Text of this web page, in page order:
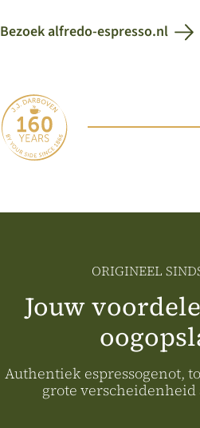
The
setup
the
site
with
to
by
Usercentrics
Bezoek alfredo-espresso.nl
ORIGINEEL
Jouw
Authentiek espressogenot,
grote verscheidenheid